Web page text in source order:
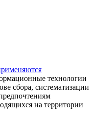
технологии
сбора, систематизации
на территории